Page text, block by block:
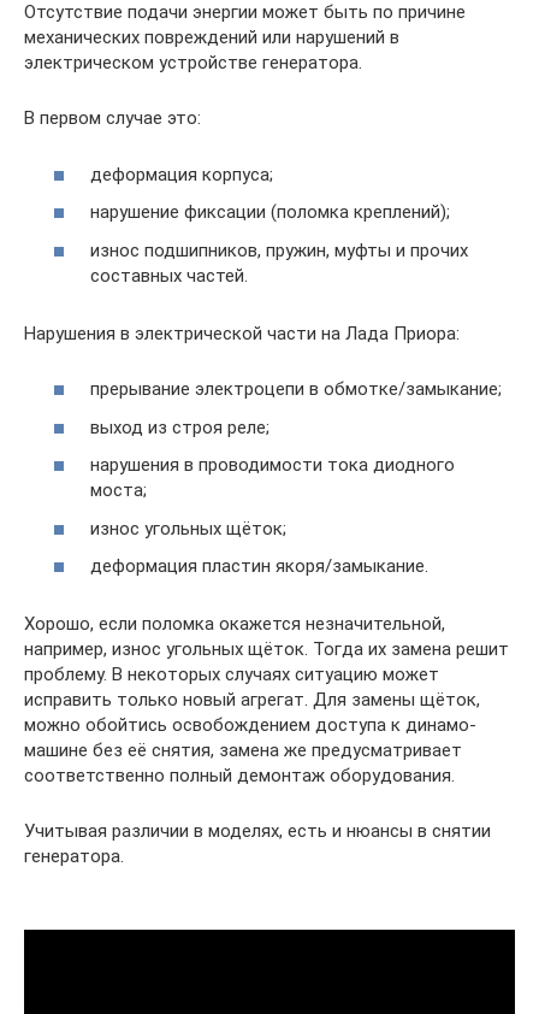
Отсутствие подачи энергии может быть по причине
механических повреждений или нарушений в
электрическом устройстве генератора.
В первом случае это:
деформация корпуса;
нарушение фиксации (поломка креплений);
износ подшипников, пружин, муфты и прочих
составных частей.
Нарушения в электрической части на Лада Приора:
прерывание электроцепи в обмотке/замыкание;
выход из строя реле;
нарушения в проводимости тока диодного
моста;
износ угольных щёток;
деформация пластин якоря/замыкание.
Хорошо, если поломка окажется незначительной,
например, износ угольных щёток. Тогда их замена решит
проблему. В некоторых случаях ситуацию может
исправить только новый агрегат. Для замены щёток,
можно обойтись освобождением доступа к динамо-
машине без её снятия, замена же предусматривает
соответственно полный демонтаж оборудования.
Учитывая различии в моделях, есть и нюансы в снятии
генератора.